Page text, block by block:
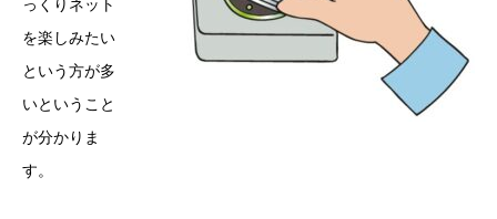
っくりネット
を楽しみたい
という方が多
いということ
が分かりま
す。